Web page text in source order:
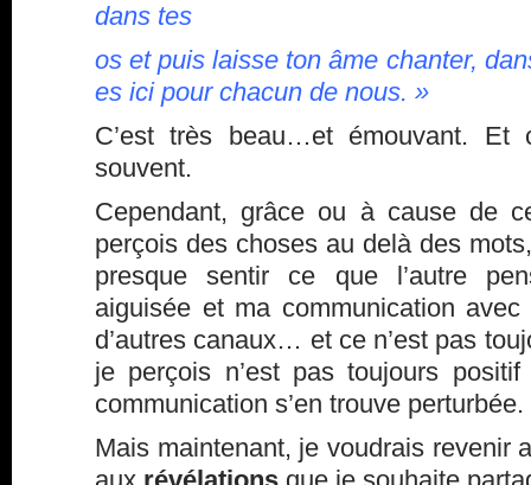
dans tes
os et puis laisse ton âme chanter,
es ici pour chacun de nous. »
C’est très beau…et émouvant. Et
souvent.
Cependant, grâce ou à cause de
perçois des choses au delà des
presque sentir ce que l’autre
aiguisée et ma communication
d’autres canaux… et ce n’est pas
je perçois n’est pas toujours
communication s’en trouve perturbée.
Mais maintenant, je voudrais revenir